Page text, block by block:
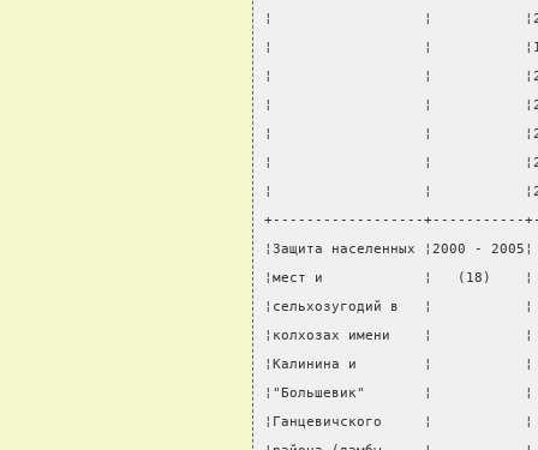
¦                  ¦
¦                  ¦
¦                  ¦
¦                  ¦
¦                  ¦
¦                  ¦
¦                  ¦
+------------------+-----------
¦Защита населенных ¦2000
¦мест и            ¦
¦сельхозугодий в   ¦
¦колхозах имени    ¦
¦Калинина и        ¦
¦"Большевик"       ¦
¦Ганцевичского     ¦